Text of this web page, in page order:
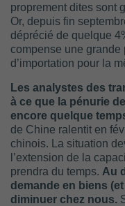
proprement dites sont
Or, depuis fin
déprécié de quelque
compense une
d’importation pour la
Les analystes des
à ce que la pénurie
encore quelque
de Chine ralentit en
chinois. La situation
l’extension de la
prendra du temps. Au
demande en biens
diminuer chez nous.